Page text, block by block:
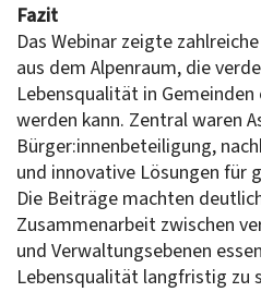
Fazit
Das Webinar zeigte
aus dem Alpenraum, die
Lebensqualität in
werden kann. Zentral waren
Bürger:innenbeteiligung,
und innovative Lösungen für
Die Beiträge machten
Zusammenarbeit zwischen
und Verwaltungsebenen
Lebensqualität langfristig zu